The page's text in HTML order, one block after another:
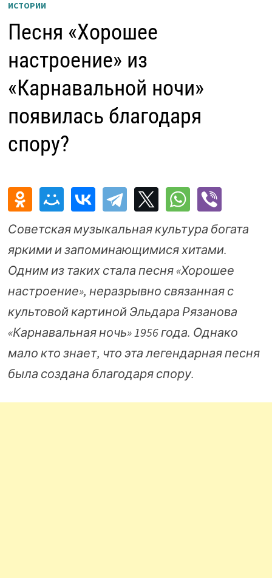
ИСТОРИИ
Песня «Хорошее
настроение» из
«Карнавальной ночи»
появилась благодаря
спору?
Советская музыкальная культура богата
яркими и запоминающимися хитами.
Одним из таких стала песня «Хорошее
настроение», неразрывно связанная с
культовой картиной Эльдара Рязанова
«Карнавальная ночь» 1956 года. Однако
мало кто знает, что эта легендарная песня
была создана благодаря спору.